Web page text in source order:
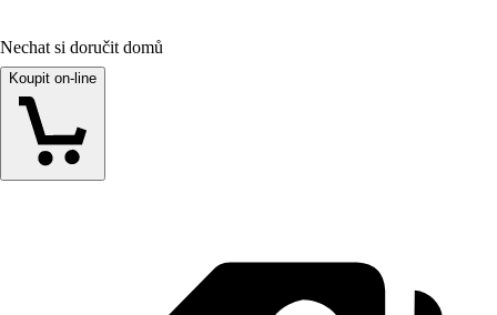
Nechat si doručit domů
Koupit on-line